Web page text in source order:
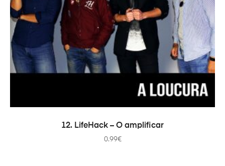
ADICIONAR
12. LifeHack – O amplificar
0.99€